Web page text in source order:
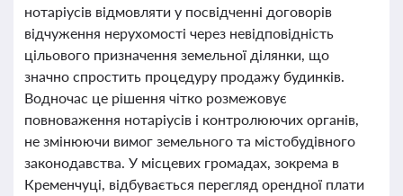
нотаріусів відмовляти у посвідченні договорів
відчуження нерухомості через невідповідність
цільового призначення земельної ділянки, що
значно спростить процедуру продажу будинків.
Водночас це рішення чітко розмежовує
повноваження нотаріусів і контролюючих органів,
не змінюючи вимог земельного та містобудівного
законодавства. У місцевих громадах, зокрема в
Кременчуці, відбувається перегляд орендної плати